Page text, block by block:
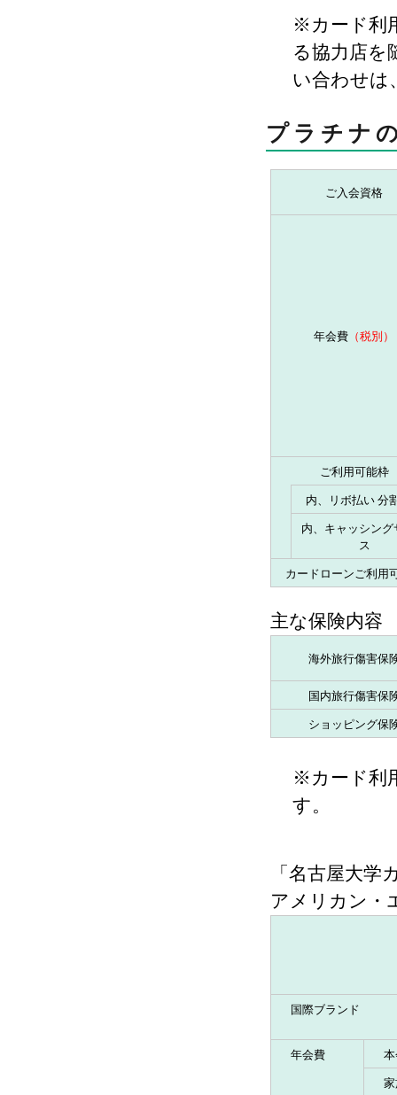
※カード利
る協力店を
い合わせは
プラチナ
ご入会資格
年会費 （税別）
ご利用可能枠
内、リボ払い 分
内、キャッシング
ス
カードローンご利用
主な保険内容
海外旅行傷害保
国内旅行傷害保
ショッピング保
※カード利
す。
「名古屋大学
アメリカン・
国際ブランド
年会費 本
家